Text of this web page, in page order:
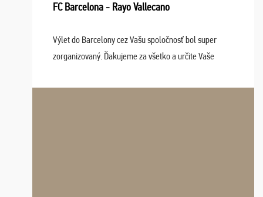
FC Barcelona - Rayo Vallecano
Výlet do Barcelony cez Vašu spoločnosť bol super
zorganizovaný. Ďakujeme za všetko a určite Vaše